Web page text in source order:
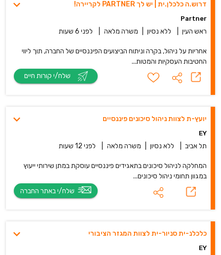
דרוש.ה כלכלן.ית | יש לך PARTNER לקריירה!
Partner
ראש העין ללא נסיון משרה מלאה לפני 6 שעות
אחריות על ניהול, בקרה וניתוח הביצועים הפיננסיים של החברה, תוך ליווי
החטיבות העסקיות והמטות...
יועץ-ת לצוות ניהול סיכונים פיננסיים
EY
תל אביב ללא נסיון משרה מלאה לפני 12 שעות
המחלקה לניהול סיכונים בתאגידים פיננסיים עוסקת במתן שירותי ייעוץ
במגוון תחומי ניהול סיכונים...
כלכלנ-ית סניור-ית לצוות המגזר הציבורי
EY